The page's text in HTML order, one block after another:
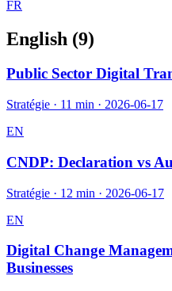
FR
English (9)
Public Sector Digital
Stratégie · 11 min · 2026-06-17
EN
CNDP: Declaration vs
Stratégie · 12 min · 2026-06-17
EN
Digital Change
Businesses